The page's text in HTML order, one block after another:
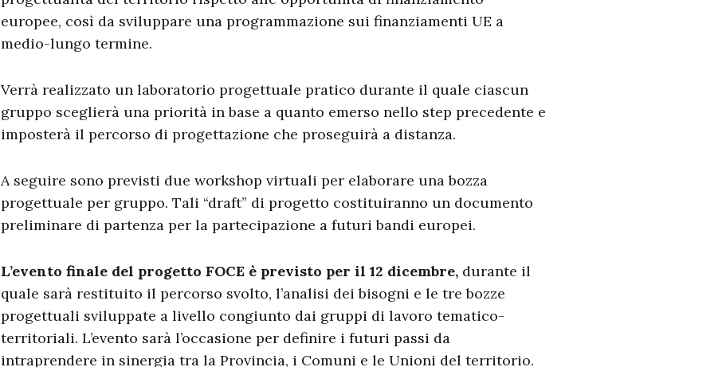
europee, così da sviluppare una programmazione sui finanziamenti UE a
medio-lungo termine.
Verrà realizzato un laboratorio progettuale pratico durante il quale ciascun
gruppo sceglierà una priorità in base a quanto emerso nello step precedente e
imposterà il percorso di progettazione che proseguirà a distanza.
A seguire sono previsti due workshop virtuali per elaborare una bozza
progettuale per gruppo. Tali “draft” di progetto costituiranno un documento
preliminare di partenza per la partecipazione a futuri bandi europei.
L’evento finale del progetto FOCE è previsto per il 12 dicembre, durante il
quale sarà restituito il percorso svolto, l’analisi dei bisogni e le tre bozze
progettuali sviluppate a livello congiunto dai gruppi di lavoro tematico-
territoriali. L’evento sarà l’occasione per definire i futuri passi da
intraprendere in sinergia tra la Provincia, i Comuni e le Unioni del territorio.